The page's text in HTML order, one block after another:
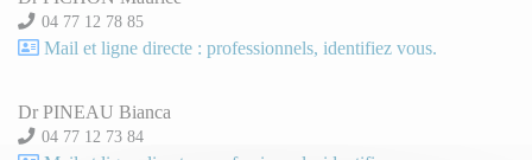
04 77 12 78 85
Mail et ligne directe : professionnels, identifiez vous.
Dr PINEAU Bianca
04 77 12 73 84